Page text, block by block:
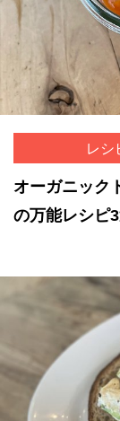
レシ
オーガニック
の万能レシピ3